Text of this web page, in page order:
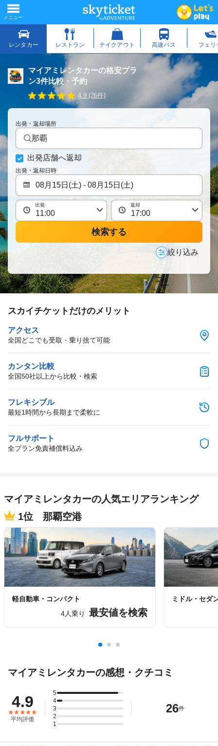
マイアミレンタカーの格安プラ
ン3件比較・予約
4
.
9
t
r
a
i
n
4.9 (26件)
出発・返却場所
那覇
出発店舗へ返却
出発・返却日時
出発 返却
検索する
絞り込み
スカイチケットだけのメリット
アクセス
全国どこでも受取・乗り捨て可能
カンタン比較
全国50社以上から比較・検索
フレキシブル
最短1時間から長期まで柔軟に
フルサポート
全プラン免責補償料込み
マイアミレンタカーの人気エリアランキング
1位 那覇空港
軽自動車・コンパクト
4人乗り
最安値を検索
ミドル・セダ
マイアミレンタカーの感想・クチコミ
4.9
平均評価
5
4
3
2
1
26件